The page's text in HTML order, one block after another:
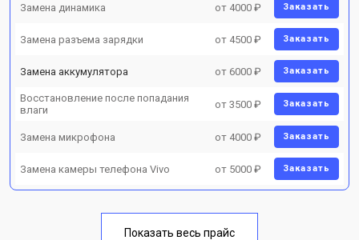
Замена динамика от 4000 ₽ Заказать
Замена разъема зарядки от 4500 ₽ Заказать
Замена аккумулятора от 6000 ₽ Заказать
Восстановление после попадания
влаги
от 3500 ₽ Заказать
Замена микрофона от 4000 ₽ Заказать
Замена камеры телефона Vivo от 5000 ₽ Заказать
Показать весь прайс